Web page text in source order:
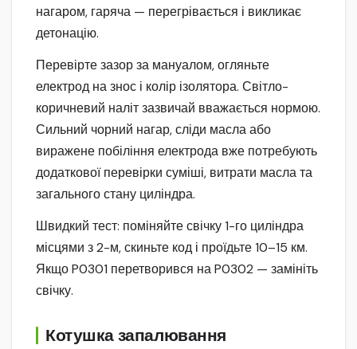
нагаром, гаряча — перегрівається і викликає
детонацію.
Перевірте зазор за мануалом, огляньте
електрод на знос і колір ізолятора. Світло-
коричневий наліт зазвичай вважається нормою.
Сильний чорний нагар, сліди масла або
виражене побіління електрода вже потребують
додаткової перевірки суміші, витрати масла та
загального стану циліндра.
Швидкий тест: поміняйте свічку 1-го циліндра
місцями з 2-м, скиньте код і проїдьте 10–15 км.
Якщо P0301 перетворився на P0302 — замініть
свічку.
Котушка запалювання